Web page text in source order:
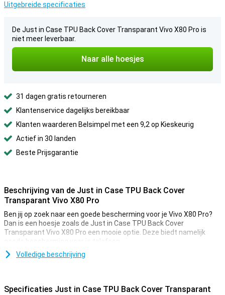
Uitgebreide specificaties
De Just in Case TPU Back Cover Transparant Vivo X80 Pro is
niet meer leverbaar.
Naar alle hoesjes
31 dagen gratis retourneren
Klantenservice dagelijks bereikbaar
Klanten waarderen Belsimpel met een 9,2 op Kieskeurig
Actief in 30 landen
Beste Prijsgarantie
Beschrijving van de Just in Case TPU Back Cover
Transparant Vivo X80 Pro
Ben jij op zoek naar een goede bescherming voor je Vivo X80 Pro?
Dan is een hoesje zoals de Just in Case TPU Back Cover
Transparant Vivo X80 Pro een mooie optie. Deze biedt namelijk
goede bescherming voor je telefoon.
Je Vivo X80 Pro wil je natuurlijk niet verstoppen onder een lelijk of
Volledige beschrijving
Specificaties Just in Case TPU Back Cover Transparant